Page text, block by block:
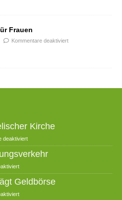
Frauen
Kommentare deaktiviert
Kirche
deaktiviert
Geldbörse